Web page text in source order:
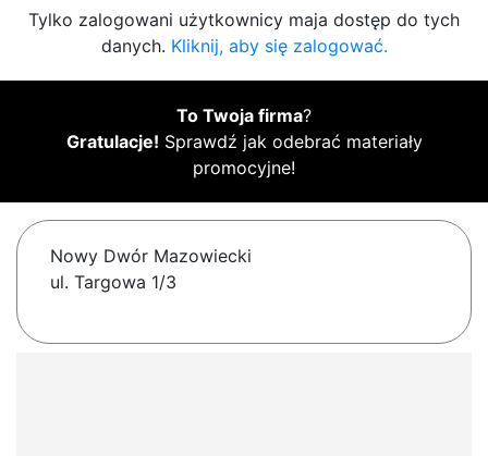
Tylko zalogowani użytkownicy maja dostęp do tych
danych. Kliknij, aby się zalogować.
To Twoja firma?
Gratulacje! Sprawdź jak odebrać materiały
promocyjne!
Nowy Dwór Mazowiecki
ul. Targowa 1/3